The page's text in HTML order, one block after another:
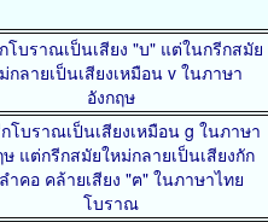
โบราณเป็นเสียง "บ" แต่ในกรีกสมัย
กลายเป็นเสียงเหมือน v ในภาษา
อังกฤษ
โบราณเป็นเสียงเหมือน g ในภาษา
ษ แต่กรีกสมัยใหม่กลายเป็นเสียงกัก
ำคอ คล้ายเสียง "ฅ" ในภาษาไทย
โบราณ